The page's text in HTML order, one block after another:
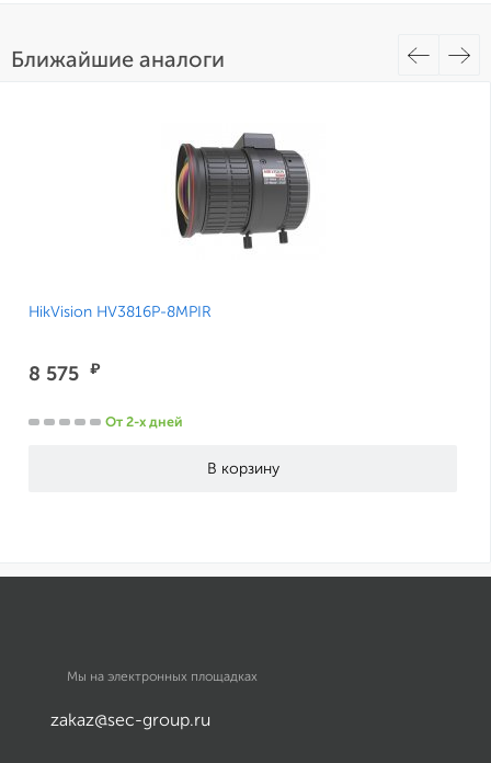
Ближайшие аналоги
HikVision HV3816P-8MPIR
8 575 ₽
От 2-х дней
Мы на электронных площадках
zakaz@sec-group.ru